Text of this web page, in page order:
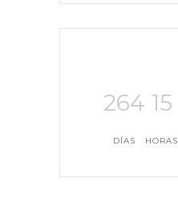
264
DÍAS
15
HORAS